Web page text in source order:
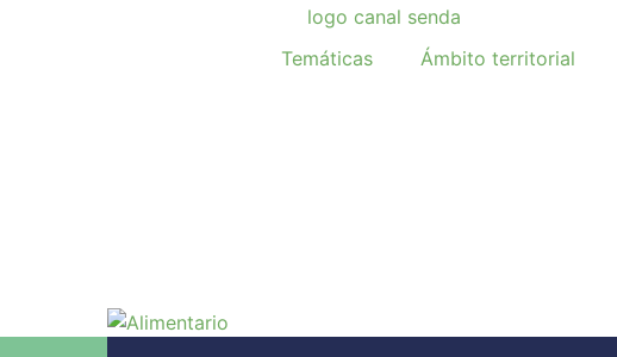
Temáticas Ámbito territorial